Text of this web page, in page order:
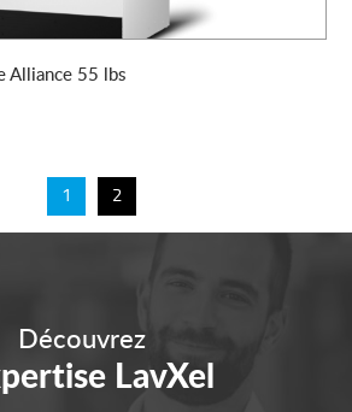
Alliance 55 lbs
1 2
Découvrez
LavXel